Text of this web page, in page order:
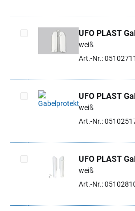
Artikel auswählen
UFO PLAST
weiß
Art.-Nr.: 05102711
Artikel auswählen
UFO PLAST
weiß
Art.-Nr.:
Artikel auswählen
UFO PLAST
weiß
Art.-Nr.: